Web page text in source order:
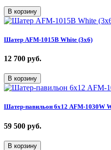
В корзину
Шатер AFM-1015B White (3х6)
12 700 руб.
В корзину
Шатер-павильон 6х12 AFM-1030W
59 500 руб.
В корзину